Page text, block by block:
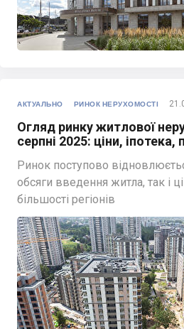
АКТУАЛЬНО РИНОК НЕРУХОМОСТІ
Огляд ринку житлової
серпні 2025: ціни, іпотека,
Ринок поступово
обсяги введення житла, так і
більшості регіонів